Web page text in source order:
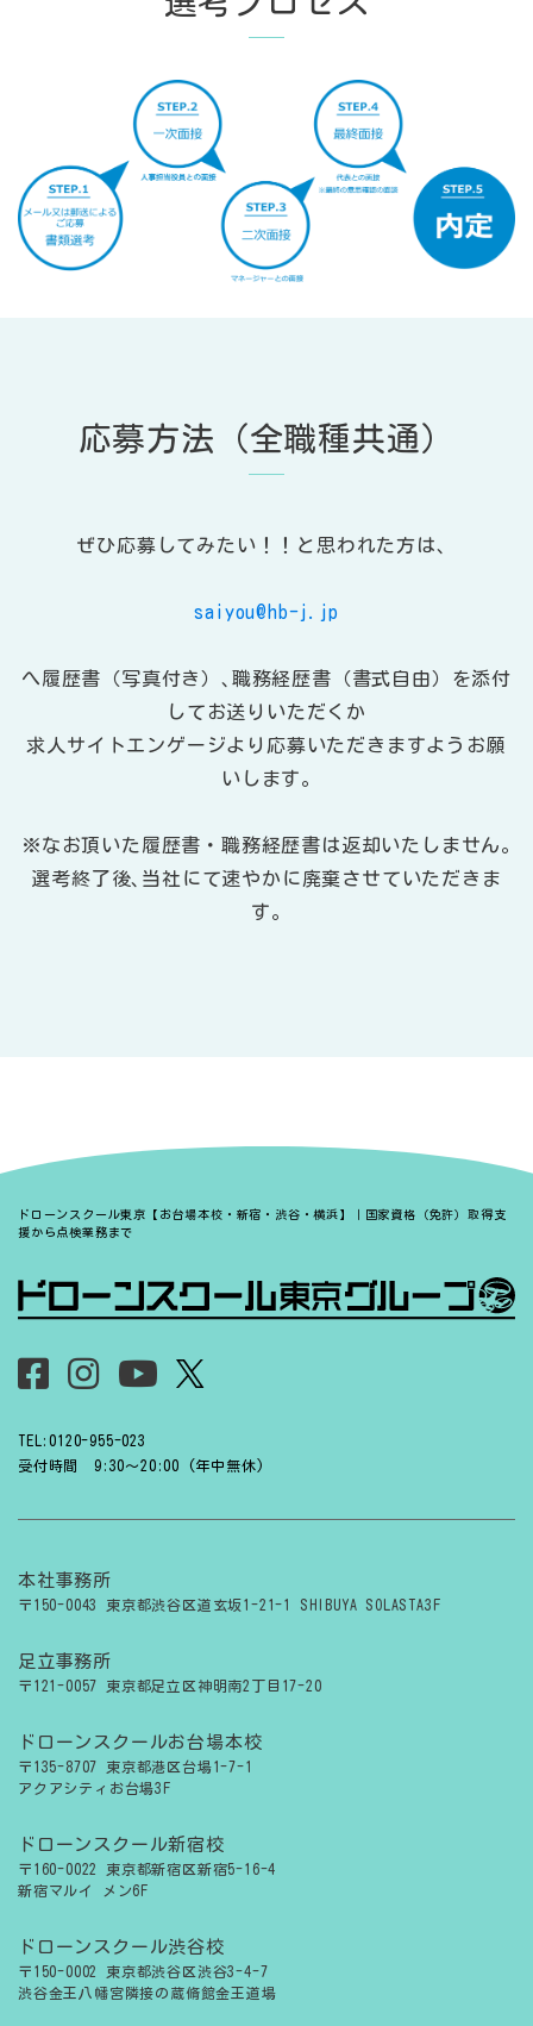
応募方法（全職種共通）
ぜひ応募してみたい！！と思われた方は、
saiyou@hb-j.jp
へ履歴書（写真付き）､職務経歴書（書式自由）を添付
してお送りいただくか
求人サイトエンゲージより応募いただきますようお願
いします｡
※なお頂いた履歴書・職務経歴書は返却いたしません｡
選考終了後､当社にて速やかに廃棄させていただきま
す｡
ドローンスクール東京【お台場本校・新宿・渋谷・横浜】｜国家資格（免許）取得支
援から点検業務まで
TEL:0120-955-023
受付時間 9:30〜20:00 (年中無休)
本社事務所
〒150-0043 東京都渋谷区道玄坂1-21-1 SHIBUYA SOLASTA3F
足立事務所
〒121-0057 東京都足立区神明南2丁目17-20
ドローンスクールお台場本校
〒135-8707 東京都港区台場1-7-1
アクアシティお台場3F
ドローンスクール新宿校
〒160-0022 東京都新宿区新宿5-16-4
新宿マルイ メン6F
ドローンスクール渋谷校
〒150-0002 東京都渋谷区渋谷3-4-7
渋谷金王八幡宮隣接の蔵脩館金王道場